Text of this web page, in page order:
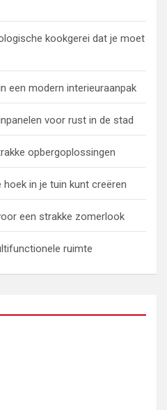
kookgerei dat je moet
een modern interieuraanpak
voor rust in de stad
opbergoplossingen
hoek in je tuin kunt creëren
een strakke zomerlook
ruimte